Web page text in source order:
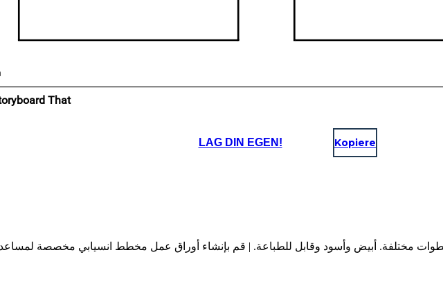
LAG DIN EGEN! Kopiere
ورقة عمل مخطط التدفق مع مساحة لـ 6 خطوات مختلفة. أبيض وأسود وقابل للطباعة. | قم بإنشاء أوراق عمل مخطط انسيابي